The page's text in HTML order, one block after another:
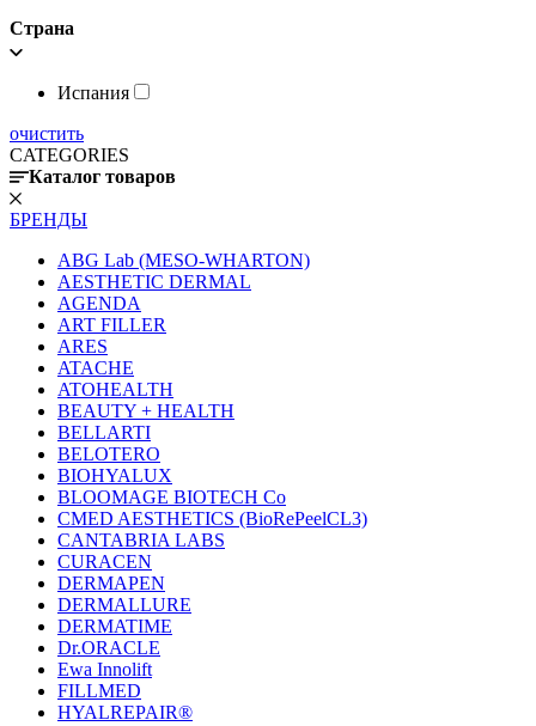
Страна
Испания
очистить
CATEGORIES
Каталог товаров
БРЕНДЫ
ABG Lab (MESO-WHARTON)
AESTHETIC DERMAL
AGENDA
ART FILLER
ARES
ATACHE
ATOHEALTH
BEAUTY + HEALTH
BELLARTI
BELOTERO
BIOHYALUX
BLOOMAGE BIOTECH Co
CMED AESTHETICS (BioRePeelCL3)
CANTABRIA LABS
CURACEN
DERMAPEN
DERMALLURE
DERMATIME
Dr.ORACLE
Ewa Innolift
FILLMED
НYALREPAIR®